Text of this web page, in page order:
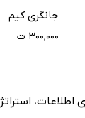
جانگری کیم
۳۰۰,۰۰۰ ت
اطلاعات،